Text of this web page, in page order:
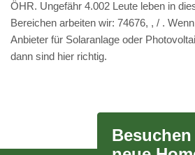
ÖHR. Ungefähr 4.002 Leute leben in
Bereichen arbeiten wir: 74676, , / .
Anbieter für Solaranlage oder
dann sind hier richtig.